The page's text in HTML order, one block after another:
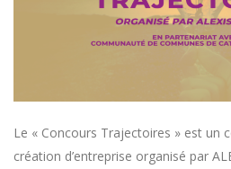
Le « Concours Trajectoires » est un
création d’entreprise organisé par